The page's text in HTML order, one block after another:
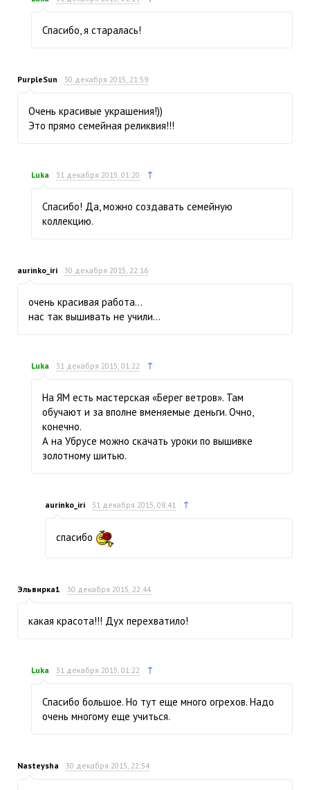
Спасибо, я старалась!
PurpleSun 30 декабря 2015, 21:59
Очень красивые украшения!))
Это прямо семейная реликвия!!!
Luka 31 декабря 2015, 01:20 ↑
Спасибо! Да, можно создавать семейную
коллекцию.
aurinko_iri 30 декабря 2015, 22:16
очень красивая работа…
нас так вышивать не учили…
Luka 31 декабря 2015, 01:22 ↑
На ЯМ есть мастерская «Берег ветров». Там
обучают и за вполне вменяемые деньги. Очно,
конечно.
А на Убрусе можно скачать уроки по вышивке
золотному шитью.
aurinko_iri 31 декабря 2015, 08:41 ↑
спасибо
Эльвирка1 30 декабря 2015, 22:44
какая красота!!! Дух перехватило!
Luka 31 декабря 2015, 01:22 ↑
Спасибо большое. Но тут еще много огрехов. Надо
очень многому еще учиться.
Nasteysha 30 декабря 2015, 22:54